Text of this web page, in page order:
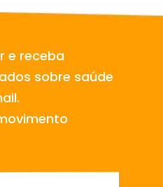
e receba
sobre saúde